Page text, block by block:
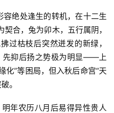
容绝处逢生的转机，在十二生
契合，兔为卯木，五行属阴，
过枯枝后突然迸发的新绿，
先抑后扬之势极为明显——上
化”等困局，但入秋后命宫“天
。
明年农历八月后易得异性贵人